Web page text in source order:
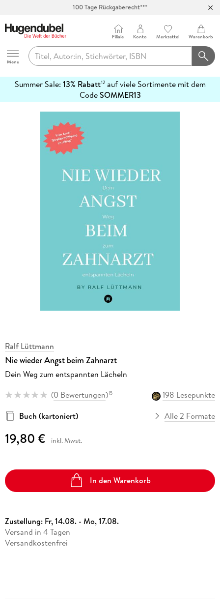
100 Tage Rückgaberecht***
Hugendubel
Menu
Filiale Konto Merkzettel Warenkorb
Summer Sale: 13% Rabatt12auf viele Sortimente mit dem
CodeSOMMER13
erfahren
Ralf Lüttmann
Nie wieder Angst beim Zahnarzt
Dein Weg zum entspannten Lächeln
(0 Bewertungen)15
198 Lesepunkte
Buch (kartoniert)
Alle 2 Formate
19,80 € inkl. Mwst.
In den Warenkorb
Zustellung: Fr, 14.08. - Mo, 17.08.
Versand in 4 Tagen
Versandkostenfrei